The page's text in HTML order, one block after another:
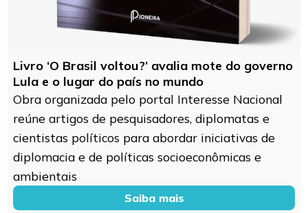
Livro ‘O Brasil voltou?’ avalia mote do governo
Lula e o lugar do país no mundo
Obra organizada pelo portal Interesse Nacional
reúne artigos de pesquisadores, diplomatas e
cientistas políticos para abordar iniciativas de
diplomacia e de políticas socioeconômicas e
ambientais
Saiba mais